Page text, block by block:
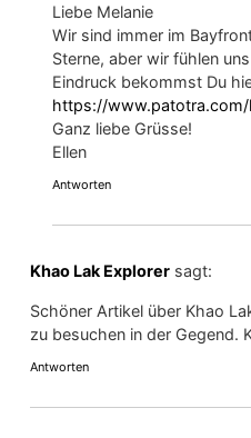
Liebe Melanie
Wir sind immer im
Sterne, aber wir fühlen
Eindruck bekommst Du
https://
Ganz liebe Grüsse!
Ellen
Antworten
Khao Lak Explorer sagt:
Schöner Artikel über Khao
zu besuchen in der Gegend.
Antworten